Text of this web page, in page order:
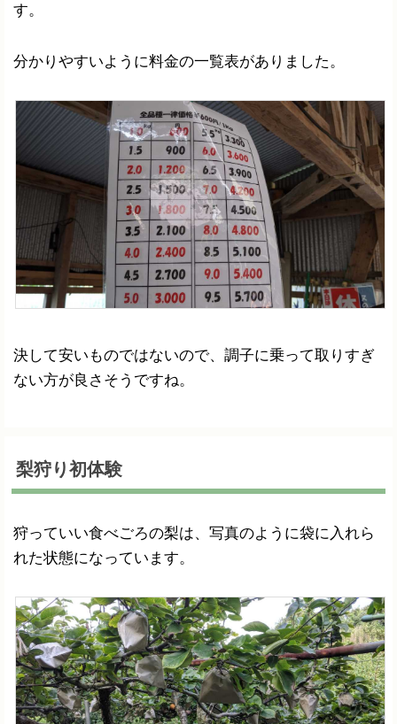
す。
分かりやすいように料金の一覧表がありました。
決して安いものではないので、調子に乗って取りすぎ
ない方が良さそうですね。
梨狩り初体験
狩っていい食べごろの梨は、写真のように袋に入れら
れた状態になっています。